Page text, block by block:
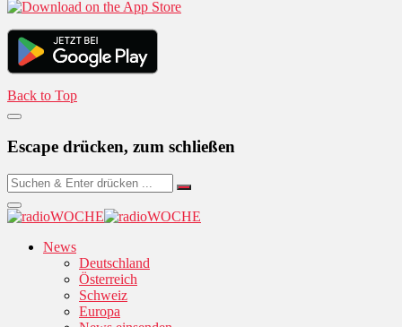
Back to Top
Escape drücken, zum schließen
News
Deutschland
Österreich
Schweiz
Europa